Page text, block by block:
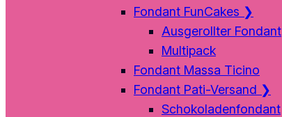
Fondant FunCakes ❯
Ausgerollter Fondant
Multipack
Fondant Massa Ticino
Fondant Pati-Versand ❯
Schokoladenfondant